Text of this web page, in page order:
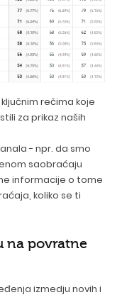
rečima koje
za prikaz naših
- npr. da smo
saobraćaju
informacije o tome
koliko se ti
na povratne
izmedju novih i